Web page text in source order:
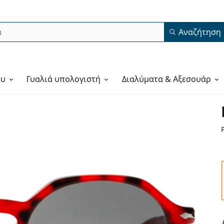
Αναζήτηση
Γυαλιά υπολογιστή Διαλύματα & Αξεσουάρ